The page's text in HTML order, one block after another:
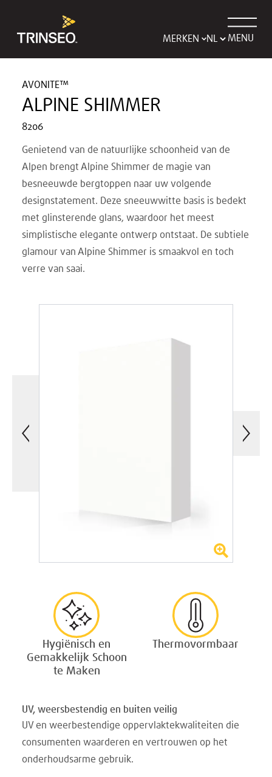
MERKEN MENU
AVONITE™
ALPINE SHIMMER
8206
Genietend van de natuurlijke schoonheid van de
Alpen brengt Alpine Shimmer de magie van
besneeuwde bergtoppen naar uw volgende
designstatement. Deze sneeuwwitte basis is bedekt
met glinsterende glans, waardoor het meest
simplistische elegante ontwerp ontstaat. De subtiele
glamour van Alpine Shimmer is smaakvol en toch
verre van saai.
Hygiënisch en
Gemakkelijk Schoon
te Maken
Thermovormbaar
UV, weersbestendig en buiten veilig
UV en weerbestendige oppervlaktekwaliteiten die
consumenten waarderen en vertrouwen op het
onderhoudsarme gebruik.